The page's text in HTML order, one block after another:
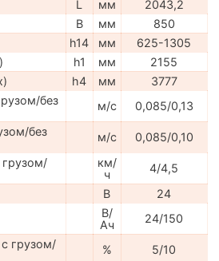
L мм
2043,2
B мм
850
h14 мм
625-1305
h1 мм
2155
h4 мм
3777
без
м/с
0,085/0,13
без
м/с
0,085/0,10
км/
ч
4/4,5
В
24
В/
Ач
24/150
грузом/
%
5/10